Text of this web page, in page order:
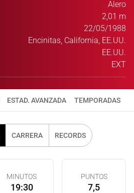
Alero
2,01 m
22/05/1988
Encinitas, California, EE.UU.
EE.UU.
EXT
ESTAD. AVANZADA TEMPORADAS
CARRERA RECORDS
MINUTOS
19:30
PUNTOS
7,5